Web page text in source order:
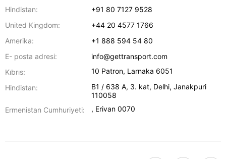
Hindistan:
+91 80 7127 9528
United Kingdom:
+44 20 4577 1766
Amerika:
+1 888 594 54 80
E- posta adresi:
info@gettransport.com
Kıbrıs:
10 Patron, Larnaka 6051
Hindistan:
B1 / 638 A, 3. kat, Delhi,Janakpuri
110058
Ermenistan Cumhuriyeti:
, Erivan 0070